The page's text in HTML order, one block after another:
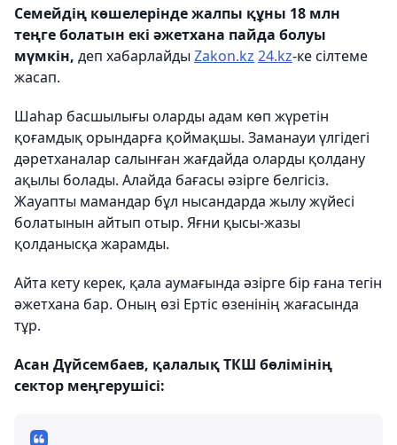
Семейдің көшелерінде жалпы құны 18 млн
теңге болатын екі әжетхана пайда болуы
мүмкін, деп хабарлайды Zakon.kz 24.kz-ке сілтеме
жасап.
Шаһар басшылығы оларды адам көп жүретін
қоғамдық орындарға қоймақшы. Заманауи үлгідегі
дәретханалар салынған жағдайда оларды қолдану
ақылы болады. Алайда бағасы әзірге белгісіз.
Жауапты мамандар бұл нысандарда жылу жүйесі
болатынын айтып отыр. Яғни қысы-жазы
қолданысқа жарамды.
Айта кету керек, қала аумағында әзірге бір ғана тегін
әжетхана бар. Оның өзі Ертіс өзенінің жағасында
тұр.
Асан Дүйсембаев, қалалық ТКШ бөлімінің
сектор меңгерушісі: